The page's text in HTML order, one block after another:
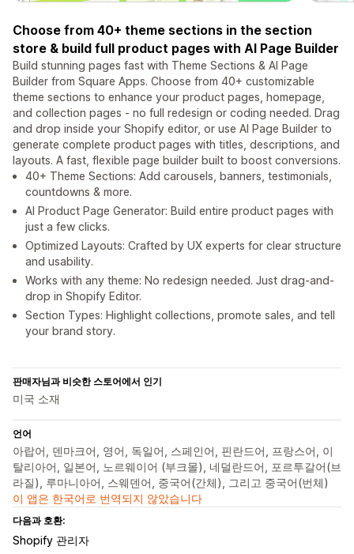
Choose from 40+ theme sections in the section
store & build full product pages with AI Page Builder
Build stunning pages fast with Theme Sections & AI Page
Builder from Square Apps. Choose from 40+ customizable
theme sections to enhance your product pages, homepage,
and collection pages - no full redesign or coding needed. Drag
and drop inside your Shopify editor, or use AI Page Builder to
generate complete product pages with titles, descriptions, and
layouts. A fast, flexible page builder built to boost conversions.
40+ Theme Sections: Add carousels, banners, testimonials,
countdowns & more.
AI Product Page Generator: Build entire product pages with
just a few clicks.
Optimized Layouts: Crafted by UX experts for clear structure
and usability.
Works with any theme: No redesign needed. Just drag-and-
drop in Shopify Editor.
Section Types: Highlight collections, promote sales, and tell
your brand story.
판매자님과 비슷한 스토어에서 인기
미국 소재
언어
아랍어, 덴마크어, 영어, 독일어, 스페인어, 핀란드어, 프랑스어, 이
탈리아어, 일본어, 노르웨이어 (부크몰), 네덜란드어, 포르투갈어(브
라질), 루마니아어, 스웨덴어, 중국어(간체), 그리고 중국어(번체)
이 앱은 한국어로 번역되지 않았습니다
다음과 호환:
Shopify 관리자